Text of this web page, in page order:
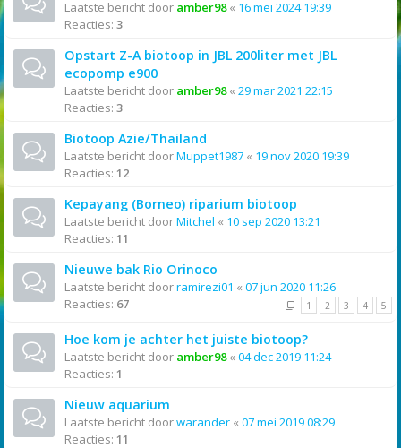
Laatste bericht door amber98« 16 mei 2024 19:39
Reacties: 3
Opstart Z-A biotoop in JBL 200liter met JBL
ecopomp e900
Laatste bericht door amber98« 29 mar 2021 22:15
Reacties: 3
Biotoop Azie/Thailand
Laatste bericht doorMuppet1987 « 19 nov 2020 19:39
Reacties: 12
Kepayang (Borneo) riparium biotoop
Laatste bericht doorMitchel « 10 sep 2020 13:21
Reacties: 11
Nieuwe bak Rio Orinoco
Laatste bericht doorramirezi01 « 07 jun 2020 11:26
Reacties: 67 1 2 3 4 5
Hoe kom je achter het juiste biotoop?
Laatste bericht door amber98« 04 dec 2019 11:24
Reacties: 1
Nieuw aquarium
Laatste bericht doorwarander « 07 mei 2019 08:29
Reacties: 11